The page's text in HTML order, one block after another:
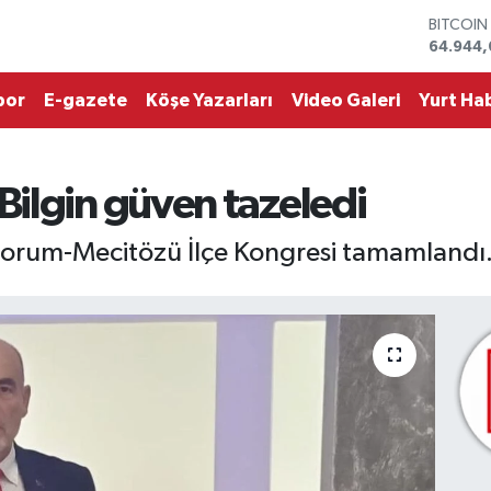
DOLAR
47,7436
EURO
55,2510
BITCOIN
E-gazete Köşe Yazarları Video Galeri Yurt
güven tazeledi
Mecitözü İlçe Kongresi tamamlandı.